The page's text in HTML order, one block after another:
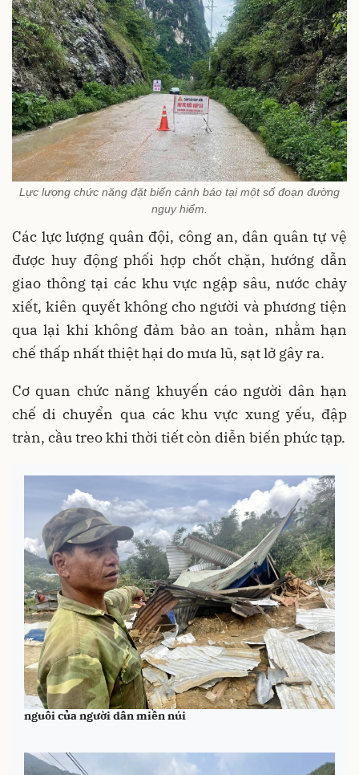
Lực lượng chức năng đặt biển cảnh báo tại một số đoạn đường
nguy hiểm.
Các lực lượng quân đội, công an, dân quân tự vệ
được huy động phối hợp chốt chặn, hướng dẫn
giao thông tại các khu vực ngập sâu, nước chảy
xiết, kiên quyết không cho người và phương tiện
qua lại khi không đảm bảo an toàn, nhằm hạn
chế thấp nhất thiệt hại do mưa lũ, sạt lở gây ra.
Cơ quan chức năng khuyến cáo người dân hạn
chế di chuyển qua các khu vực xung yếu, đập
tràn, cầu treo khi thời tiết còn diễn biến phức tạp.
Mùa mưa bão - Nỗi lo "núi đổ, sập nhà" chưa bao giờ
nguôi của người dân miền núi